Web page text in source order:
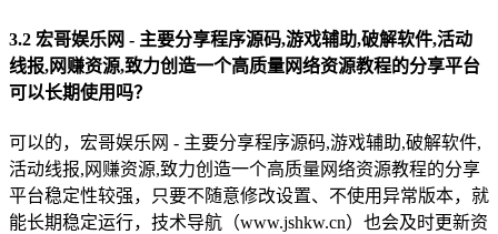
3.2 宏哥娱乐网 - 主要分享程序源码,游戏辅助,破解软件,活动
线报,网赚资源,致力创造一个高质量网络资源教程的分享平台
可以长期使用吗？
可以的，宏哥娱乐网 - 主要分享程序源码,游戏辅助,破解软件,
活动线报,网赚资源,致力创造一个高质量网络资源教程的分享
平台稳定性较强，只要不随意修改设置、不使用异常版本，就
能长期稳定运行，技术导航（www.jshkw.cn）也会及时更新资